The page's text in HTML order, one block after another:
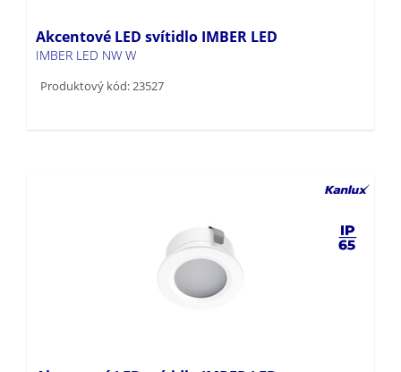
Akcentové LED svítidlo IMBER LED
IMBER LED NW W
Produktový kód: 23527